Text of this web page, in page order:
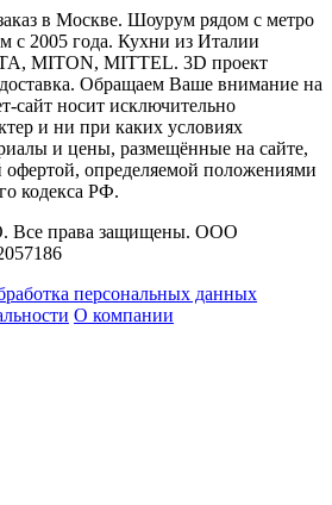
в Москве. Шоурум рядом с метро
с 2005 года. Кухни из Италии
MITON, MITTEL. 3D проект
Обращаем Ваше внимание на
сайт носит исключительно
и ни при каких условиях
и цены, размещённые на сайте,
офертой, определяемой положениями
кодекса РФ.
Все права защищены. ООО
персональных данных
О компании